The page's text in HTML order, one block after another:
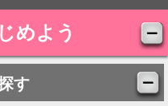
めよう
す